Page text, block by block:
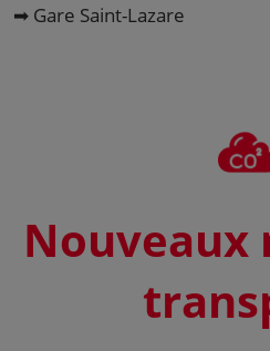
➡ Gare Saint-Lazare
Nouveaux